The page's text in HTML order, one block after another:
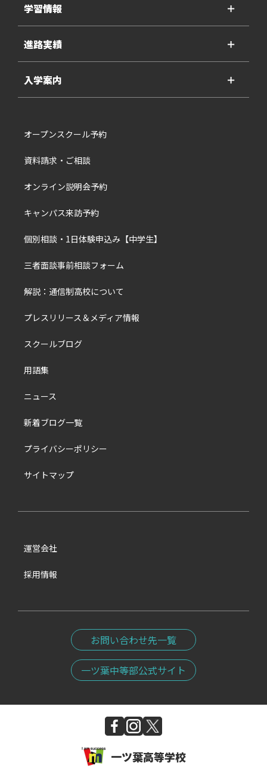
学習情報 ＋
進路実績 ＋
入学案内 ＋
オープンスクール予約
資料請求・ご相談
オンライン説明会予約
キャンパス来訪予約
個別相談・1日体験申込み【中学生】
三者面談事前相談フォーム
解説：通信制高校について
プレスリリース＆メディア情報
スクールブログ
用語集
ニュース
新着ブログ一覧
プライバシーポリシー
サイトマップ
運営会社
採用情報
お問い合わせ先一覧
一ツ葉中等部公式サイト
一ツ葉高等学校